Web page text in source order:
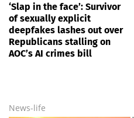
‘Slap in the face’: Survivor
of sexually explicit
deepfakes lashes out over
Republicans stalling on
AOC’s AI crimes bill
News-life